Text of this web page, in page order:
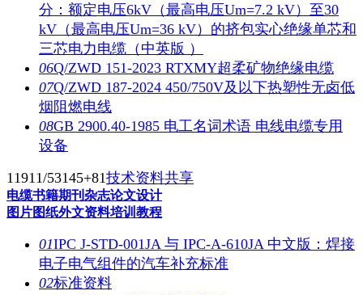
分：额定电压6kV（最高电压Um=7.2 kV）至30
kV（最高电压Um=36 kV）的挤包实心绝缘单芯和
三芯电力电缆（中英版 ）
06Q/ZWD 151-2023 RTXMY超柔矿物绝缘电缆
07Q/ZWD 187-2024 450/750V及以下热塑性无卤低
烟阻燃电线
08GB 2900.40-1985 电工名词术语 电线电缆专用
设备
11911/53145+81技术资料共享
电缆书籍期刊杂志论文设计
图片图纸外文资料培训教程
01IPC J-STD-001JA 与 IPC-A-610JA 中文版：焊接
电子电气组件的汽车补充标准
02标准资料